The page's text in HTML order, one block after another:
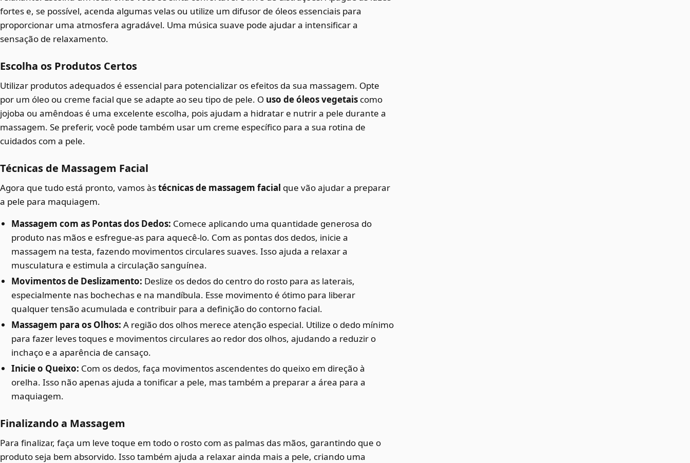
fortes e, se possível, acenda algumas velas ou utilize um difusor de óleos essenciais para
proporcionar uma atmosfera agradável. Uma música suave pode ajudar a intensificar a
sensação de relaxamento.
Escolha os Produtos Certos
Utilizar produtos adequados é essencial para potencializar os efeitos da sua massagem. Opte
por um óleo ou creme facial que se adapte ao seu tipo de pele. O uso de óleos vegetais como
jojoba ou amêndoas é uma excelente escolha, pois ajudam a hidratar e nutrir a pele durante a
massagem. Se preferir, você pode também usar um creme específico para a sua rotina de
cuidados com a pele.
Técnicas de Massagem Facial
Agora que tudo está pronto, vamos àstécnicas de massagem facial que vão ajudar a preparar
a pele para maquiagem.
Massagem com as Pontas dos Dedos: Comece aplicando uma quantidade generosa do
produto nas mãos e esfregue-as para aquecê-lo. Com as pontas dos dedos, inicie a
massagem na testa, fazendo movimentos circulares suaves. Isso ajuda a relaxar a
musculatura e estimula a circulação sanguínea.
Movimentos de Deslizamento: Deslize os dedos do centro do rosto para as laterais,
especialmente nas bochechas e na mandíbula. Esse movimento é ótimo para liberar
qualquer tensão acumulada e contribuir para a definição do contorno facial.
Massagem para os Olhos: A região dos olhos merece atenção especial. Utilize o dedo mínimo
para fazer leves toques e movimentos circulares ao redor dos olhos, ajudando a reduzir o
inchaço e a aparência de cansaço.
Inicie o Queixo: Com os dedos, faça movimentos ascendentes do queixo em direção à
orelha. Isso não apenas ajuda a tonificar a pele, mas também a preparar a área para a
maquiagem.
Finalizando a Massagem
Para finalizar, faça um leve toque em todo o rosto com as palmas das mãos, garantindo que o
produto seja bem absorvido. Isso também ajuda a relaxar ainda mais a pele, criando uma